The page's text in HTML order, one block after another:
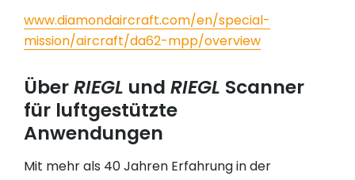
www.diamondaircraft.com/en/special-
mission/aircraft/da62-mpp/overview
ÜberRIEGL und RIEGL Scanner
für luftgestützte
Anwendungen
Mit mehr als 40 Jahren Erfahrung in der